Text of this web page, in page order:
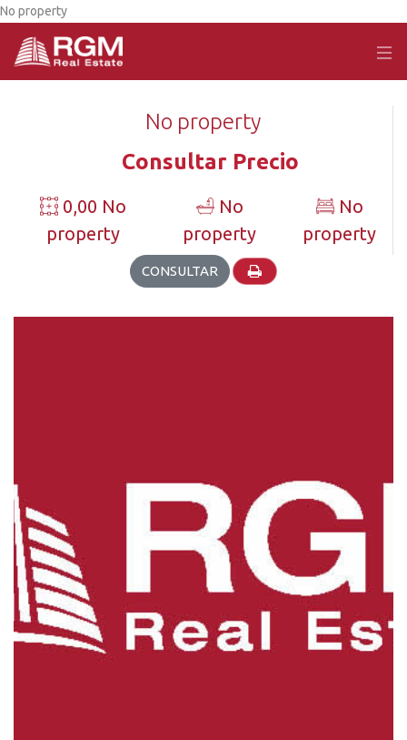
No property
No property
Consultar Precio
0,00 No
property
No
property
No
property
CONSULTAR